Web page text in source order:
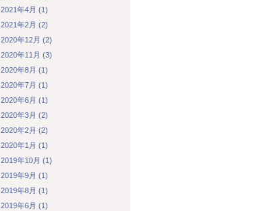
2021年4月 (1)
2021年2月 (2)
2020年12月 (2)
2020年11月 (3)
2020年8月 (1)
2020年7月 (1)
2020年6月 (1)
2020年3月 (2)
2020年2月 (2)
2020年1月 (1)
2019年10月 (1)
2019年9月 (1)
2019年8月 (1)
2019年6月 (1)